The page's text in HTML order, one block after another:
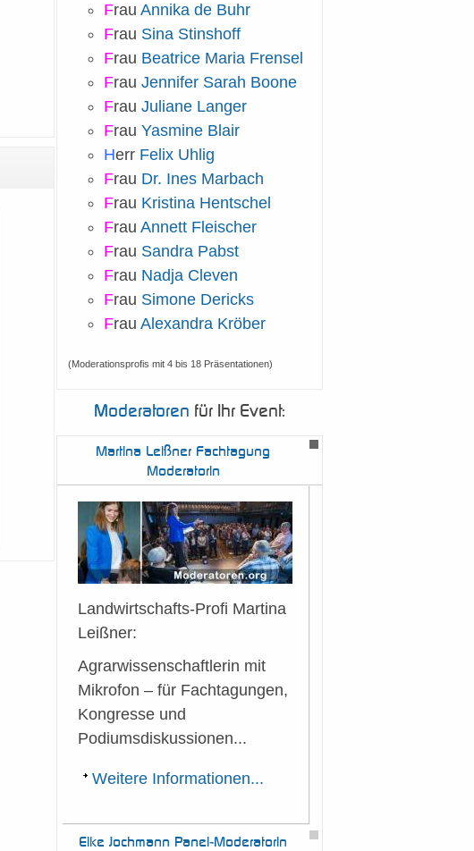
Frau Annika de Buhr
Frau Sina Stinshoff
Frau Beatrice Maria Frensel
Frau Jennifer Sarah Boone
Frau Juliane Langer
Frau Yasmine Blair
Herr Felix Uhlig
Frau Dr. Ines Marbach
Frau Kristina Hentschel
Frau Annett Fleischer
Frau Sandra Pabst
Frau Nadja Cleven
Frau Simone Dericks
Frau Alexandra Kröber
(Moderationsprofis mit 4 bis 18 Präsentationen)
Moderatoren für Ihr Event:
Martina Leißner Fachtagung
Moderatorin
Landwirtschafts-Profi Martina
Leißner:
Agrarwissenschaftlerin mit
Mikrofon – für Fachtagungen,
Kongresse und
Podiumsdiskussionen...
Weitere Informationen...
Elke Jochmann Panel-Moderatorin